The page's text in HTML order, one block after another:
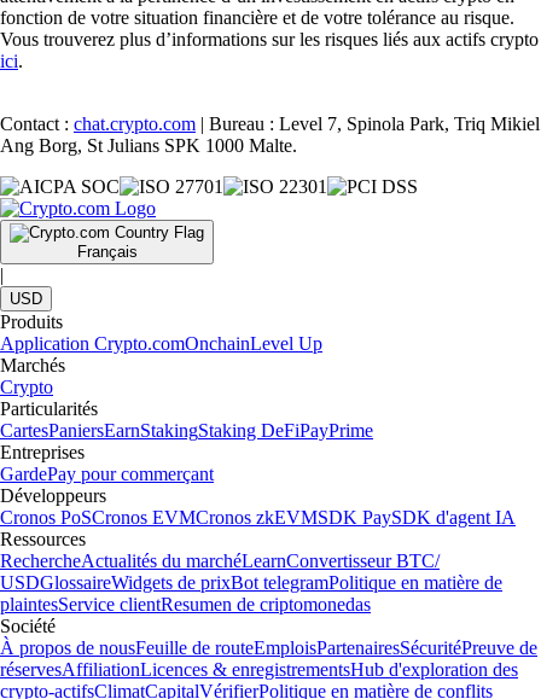
fonction de votre situation financière et de votre tolérance au risque.
Vous trouverez plus d’informations sur les risques liés aux actifs crypto
ici.
Contact : chat.crypto.com | Bureau : Level 7, Spinola Park, Triq Mikiel
Ang Borg, St Julians SPK 1000 Malte.
Français
|
USD
Produits
Application Crypto.comOnchainLevel Up
Marchés
Crypto
Particularités
CartesPaniersEarnStakingStaking DeFiPayPrime
Entreprises
GardePay pour commerçant
Développeurs
Cronos PoSCronos EVMCronos zkEVMSDK PaySDK d'agent IA
Ressources
RechercheActualités du marchéLearnConvertisseur BTC/
USDGlossaireWidgets de prixBot telegramPolitique en matière de
plaintesService clientResumen de criptomonedas
Société
À propos de nousFeuille de routeEmploisPartenairesSécuritéPreuve de
réservesAffiliationLicences & enregistrementsHub d'exploration des
crypto-actifsClimatCapitalVérifierPolitique en matière de conflits